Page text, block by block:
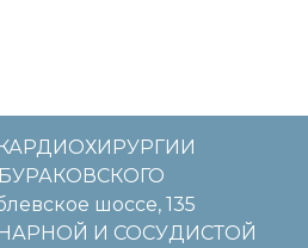
шоссе, 135
И СОСУДИСТОЙ